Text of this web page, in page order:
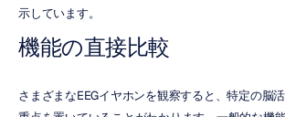
示しています。
機能の直接比較
さまざまなEEGイヤホンを観察すると、特定の脳